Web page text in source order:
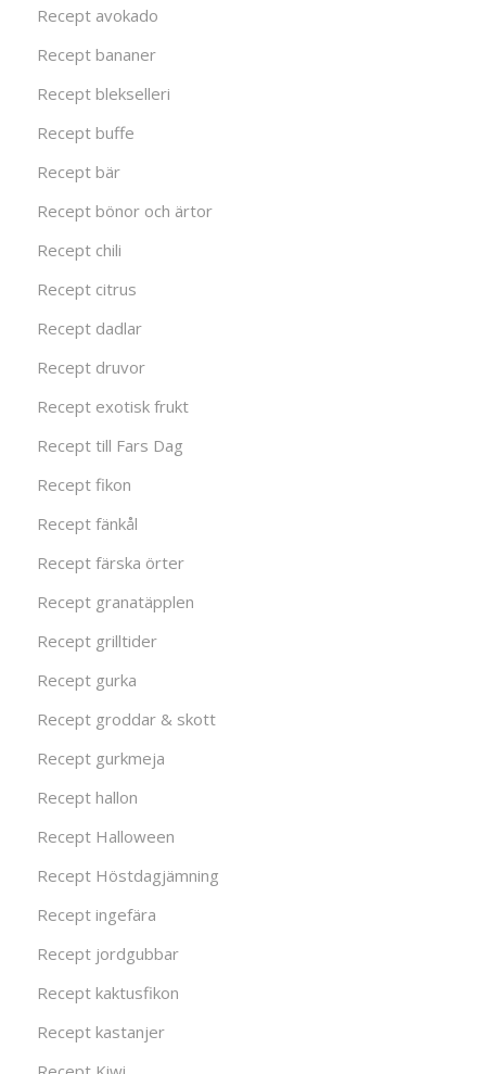
Recept avokado
Recept bananer
Recept blekselleri
Recept buffe
Recept bär
Recept bönor och ärtor
Recept chili
Recept citrus
Recept dadlar
Recept druvor
Recept exotisk frukt
Recept till Fars Dag
Recept fikon
Recept fänkål
Recept färska örter
Recept granatäpplen
Recept grilltider
Recept gurka
Recept groddar & skott
Recept gurkmeja
Recept hallon
Recept Halloween
Recept Höstdagjämning
Recept ingefära
Recept jordgubbar
Recept kaktusfikon
Recept kastanjer